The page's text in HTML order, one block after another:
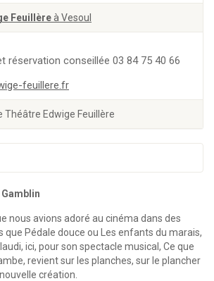
Feuillèreà Vesoul
réservation conseillée 03 84 75 40 66
feuillere.fr
Théâtre Edwige Feuillère
nous avions adoré au cinéma dans des
Pédale douce ou Les enfants du marais,
ici, pour son spectacle musical, Ce que
revient sur les planches, sur le plancher
création.